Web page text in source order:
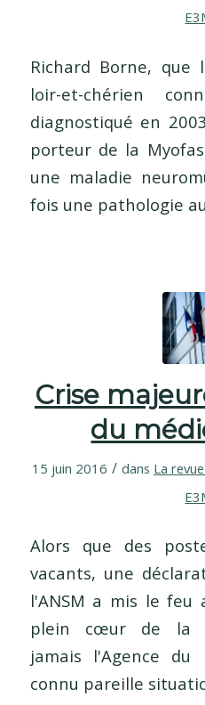
Richard Borne,
loir-et-chérien
diagnostiqué en
porteur de la
une maladie
fois une pathologie
Crise
du
15 juin 2016 / dans La
Alors que des
vacants, une
l'ANSM a mis le feu
plein cœur de la
jamais l'Agence du
connu pareille